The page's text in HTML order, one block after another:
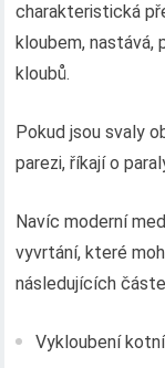
charakteristická
kloubem, nastává,
kloubů.
Pokud jsou svaly
parezi, říkají o
Navíc moderní
vyvrtání, které
následujících
Vykloubení